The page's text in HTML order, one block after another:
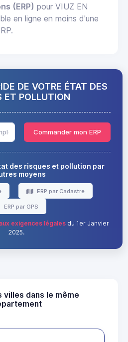
(ERP) pour VIUZ EN
en ligne en moins d'une
DE VOTRE ÉTAT DES
ET POLLUTION
Commander mon ERP
des risques et pollution par
moyens
ERP par Cadastre
ERP par GPS
exigences légalesdu 1er Janvier
2025.
villes dans le même